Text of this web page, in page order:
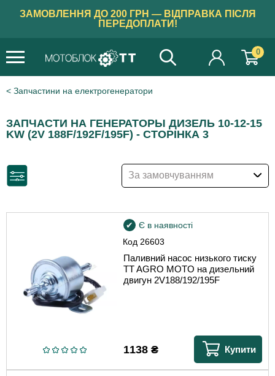
ЗАМОВЛЕННЯ ДО 200 ГРН — ВІДПРАВКА ПІСЛЯ
ПЕРЕДОПЛАТИ!
0
Запчастини на електрогенератори
ЗАПЧАСТИ НА ГЕНЕРАТОРЫ ДИЗЕЛЬ 10-12-15
KW (2V 188F/192F/195F) - СТОРІНКА 3
За замовчуванням
Код 26603
Є в наявності
Паливний насос низького тиску
TT AGRO MOTO на дизельний
двигун 2V188/192/195F
1138₴ Купити